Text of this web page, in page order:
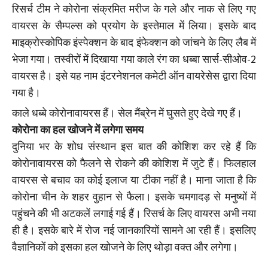
रिसर्च टीम ने कोरोना संक्रमित मरीज के गले और नाक से लिए गए
वायरस के सैम्पल्स को प्रयोग के इस्तेमाल में लिया। इसके बाद
माइक्रोस्कोपिक इंस्पेक्शन के बाद इंफेक्शन को जांचने के लिए लैब में
भेजा गया। तस्वीरों में दिखाया गया काले रंग का धब्बा सार्स-सीओव-2
वायरस है। इसे यह नाम इंटरनेशनल कमेटी ऑन वायरेसेस द्वारा दिया
गया है।
काले धब्बे कोरोनावायरस हैं। सेल मैंब्रेन में घुसते हुए देखे गए हैं।
कोरोना का हल खोजने में लगेगा समय
दुनिया भर के शोध संस्थान इस बात की कोशिश कर रहे हैं कि
कोरोनावायरस को फैलने से रोकने की कोशिश में जुटे हैं। फिलहाल
वायरस से बचाव का कोई इलाज या टीका नहीं है। माना जाता है कि
कोरोना चीन के शहर वुहान से फैला। इसके चमगादड़ से मनुष्यों में
पहुंचने की भी अटकलें लगाई गई हैं। रिसर्च के लिए वायरस अभी नया
ही है। इसके बारे में रोज नई जानकारियों सामने आ रही हैं। इसलिए
वैज्ञानिकों को इसका हल खोजने के लिए थोड़ा वक्त और लगेगा।